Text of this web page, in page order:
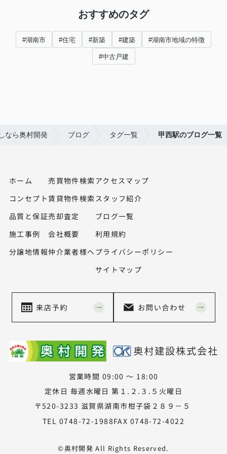
おすすめのタグ
#湖南市 #住宅 #新築 #建築 #湖南市地域の特徴
#中古戸建
なら奥村開発 ブログ タグ一覧 甲西駅のブログ一覧
ホーム
コンセプト
品質と保証
施工事例
分譲地情報
売買物件検索
賃貸物件検索
売却査定
会社概要
仲介業者様へ
アクセスマップ
スタッフ紹介
ブログ一覧
利用規約
プライバシーポリシー
サイトマップ
営業時間 09:00 ～ 18:00
定休日 毎週水曜日 第１.２.３.５火曜日
〒520-3233 滋賀県湖南市柑子袋２８９－５
TEL 0748-72-1988FAX 0748-72-4022
©奥村開発 All Rights Reserved.